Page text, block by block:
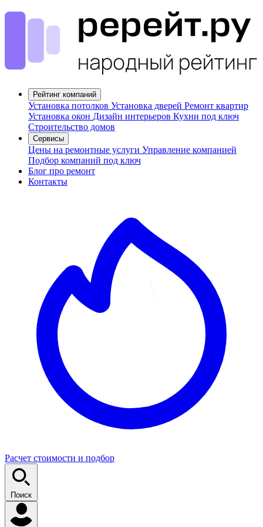
Рейтинг компаний
Установка потолков Установка дверей Ремонт квартир
Установка окон Дизайн интерьеров Кухни под ключ
Строительство домов
Сервисы
Цены на ремонтные услуги Управление компанией
Подбор компаний под ключ
Блог про ремонт
Контакты
Расчет стоимости и подбор
Поиск